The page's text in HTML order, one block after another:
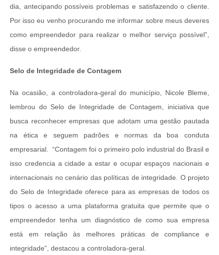
dia, antecipando possíveis problemas e satisfazendo o cliente.
Por isso eu venho procurando me informar sobre meus deveres
como empreendedor para realizar o melhor serviço possível”,
disse o empreendedor.
Selo de Integridade de Contagem
Na ocasião, a controladora-geral do município, Nicole Bleme,
lembrou do Selo de Integridade de Contagem, iniciativa que
busca reconhecer empresas que adotam uma gestão pautada
na ética e seguem padrões e normas da boa conduta
empresarial. “Contagem foi o primeiro polo industrial do Brasil e
isso credencia a cidade a estar e ocupar espaços nacionais e
internacionais no cenário das políticas de integridade. O projeto
do Selo de Integridade oferece para as empresas de todos os
tipos o acesso a uma plataforma gratuita que permite que o
empreendedor tenha um diagnóstico de como sua empresa
está em relação às melhores práticas de compliance e
integridade”, destacou a controladora-geral.